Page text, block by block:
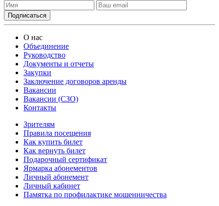
О нас
Объединение
Руководство
Документы и отчеты
Закупки
Заключение договоров аренды
Вакансии
Вакансии (СЗО)
Контакты
Зрителям
Правила посещения
Как купить билет
Как вернуть билет
Подарочный сертификат
Ярмарка абонементов
Личный абонемент
Личный кабинет
Памятка по профилактике мошенничества